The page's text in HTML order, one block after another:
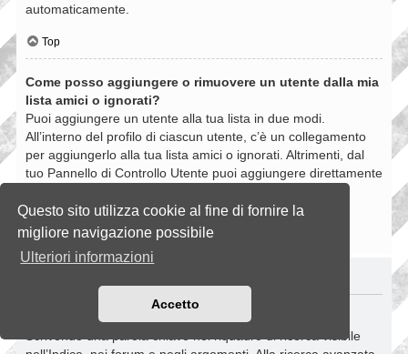
Questo sito utilizza cookie al fine di fornire la
migliore navigazione possibile
Ulteriori informazioni
Accetto
automaticamente.
Top
Come posso aggiungere o rimuovere un utente dalla mia
lista amici o ignorati?
Puoi aggiungere un utente alla tua lista in due modi.
All’interno del profilo di ciascun utente, c’è un collegamento
per aggiungerlo alla tua lista amici o ignorati. Altrimenti, dal
tuo Pannello di Controllo Utente puoi aggiungere direttamente
rimuovere un utente dalla lista dalla stessa pagina.
Top
Come si fanno le ricerche nella Board?
Scrivendo una parola chiave nel riquadro di ricerca visibile